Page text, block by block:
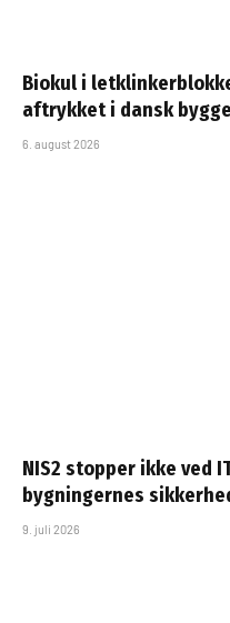
Biokul i
aftrykket i dansk
6. august 2026
NIS2 stopper ikke ved
bygningernes
9. juli 2026